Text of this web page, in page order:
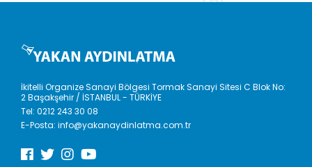
İkitelli Organize Sanayi Bölgesi Tormak Sanayi Sitesi C Blok No:
2 Başakşehir / İSTANBUL - TÜRKİYE
Tel:0212 243 30 08
E-Posta:info@yakanaydinlatma.com.tr